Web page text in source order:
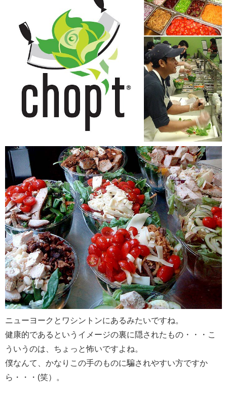
ニューヨークとワシントンにあるみたいですね。
健康的であるというイメージの裏に隠されたもの・・・こ
ういうのは、ちょっと怖いですよね。
僕なんて、かなりこの手のものに騙されやすい方ですか
ら・・・(笑）。